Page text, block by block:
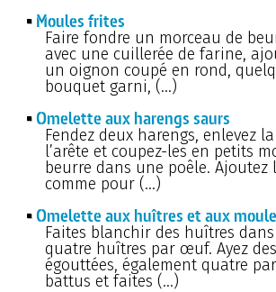
Moules frites
Faire fondre un morceau de
avec une cuillerée de farine,
un oignon coupé en rond,
bouquet garni, (…)
Omelette aux harengs saurs
Fendez deux harengs, enlevez
l’arête et coupez-les en petits
beurre dans une poêle.
comme pour (…)
Omelette aux huîtres et aux
Faites blanchir des huîtres
quatre huîtres par œuf. Ayez
égouttées, également quatre
battus et faites (…)